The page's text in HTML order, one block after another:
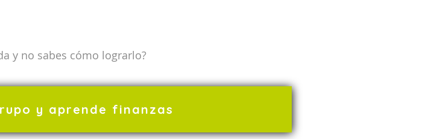
y no sabes cómo lograrlo?
y aprende finanzas